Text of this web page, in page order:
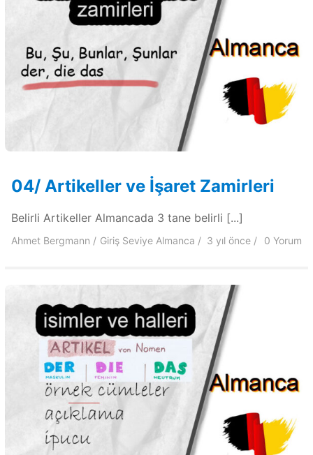
04/ Artikeller ve İşaret Zamirleri
Belirli Artikeller Almancada 3 tane belirli [...]
Ahmet Bergmann Giriş Seviye Almanca 3 yıl önce 0 Yorum